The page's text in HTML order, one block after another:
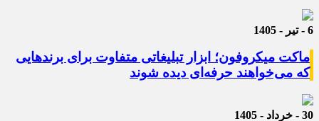
6 - تیر - 1405
ماکت میکروفون؛ ابزار تبلیغاتی متفاوت برای برندهایی
که می‌خواهند حرفه‌ای دیده شوند
30 - خرداد - 1405